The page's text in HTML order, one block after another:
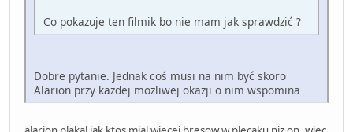
Co pokazuje ten filmik bo nie mam jak sprawdzić ?
Dobre pytanie. Jednak coś musi na nim być skoro
Alarion przy kazdej mozliwej okazji o nim wspomina